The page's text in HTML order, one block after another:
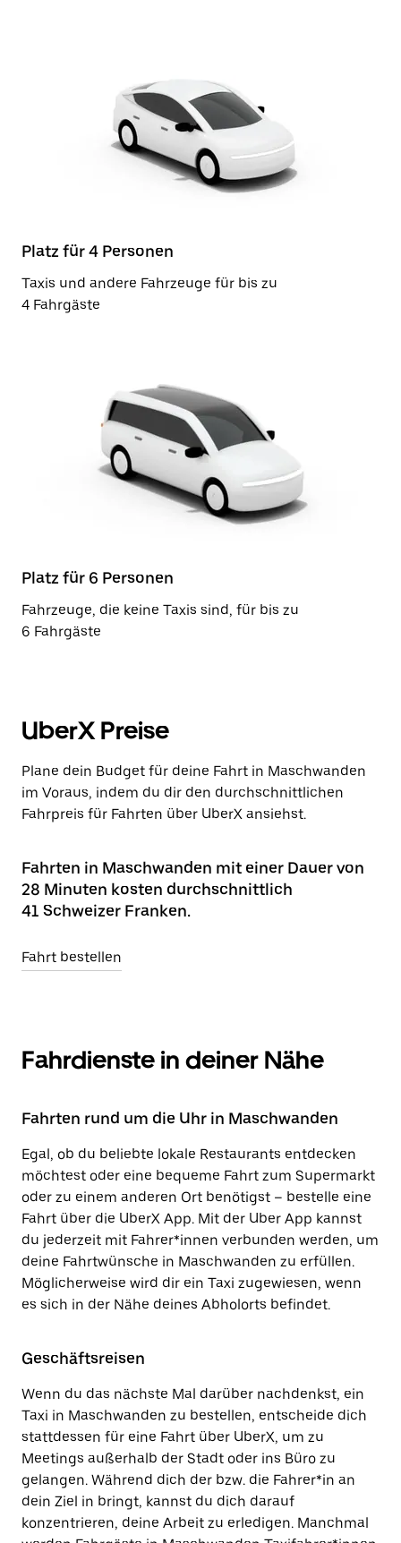
Platz für 4 Personen
Taxis und andere Fahrzeuge für bis zu
4 Fahrgäste
Platz für 6 Personen
Fahrzeuge, die keine Taxis sind, für bis zu
6 Fahrgäste
UberX Preise
Plane dein Budget für deine Fahrt in Maschwanden
im Voraus, indem du dir den durchschnittlichen
Fahrpreis für Fahrten über UberX ansiehst.
Fahrten in Maschwanden mit einer Dauer von
28 Minuten kosten durchschnittlich
41 Schweizer Franken.
Fahrt bestellen
Fahrdienste in deiner Nähe
Fahrten rund um die Uhr in Maschwanden
Egal, ob du beliebte lokale Restaurants entdecken
möchtest oder eine bequeme Fahrt zum Supermarkt
oder zu einem anderen Ort benötigst – bestelle eine
Fahrt über die UberX App. Mit der Uber App kannst
du jederzeit mit Fahrer*innen verbunden werden, um
deine Fahrtwünsche in Maschwanden zu erfüllen.
Möglicherweise wird dir ein Taxi zugewiesen, wenn
es sich in der Nähe deines Abholorts befindet.
Geschäftsreisen
Wenn du das nächste Mal darüber nachdenkst, ein
Taxi in Maschwanden zu bestellen, entscheide dich
stattdessen für eine Fahrt über UberX, um zu
Meetings außerhalb der Stadt oder ins Büro zu
gelangen. Während dich der bzw. die Fahrer*in an
dein Ziel in bringt, kannst du dich darauf
konzentrieren, deine Arbeit zu erledigen. Manchmal